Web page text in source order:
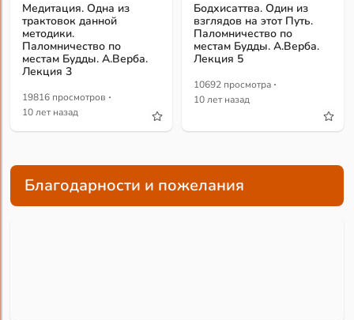
Медитация. Одна из
трактовок данной
методики.
Паломничество по
местам Будды. А.Верба.
Лекция 3
19816 просмотров ·
10 лет назад
Бодхисаттва. Один из
взглядов на этот Путь.
Паломничество по
местам Будды. А.Верба.
Лекция 5
10692 просмотра ·
10 лет назад
Благодарности и пожелания